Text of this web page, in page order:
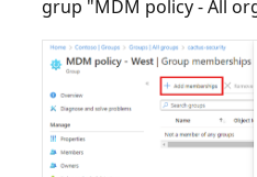
grup "MDM policy - All